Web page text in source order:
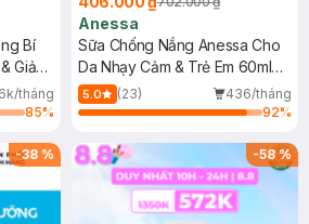
Bí
Giảm
tháng
85%
Anessa
Sữa Chống Nắng Anessa Cho
Da Nhạy Cảm & Trẻ Em 60ml
(Mới)
5.0 (23)
436/tháng
92%
-38 % -58%